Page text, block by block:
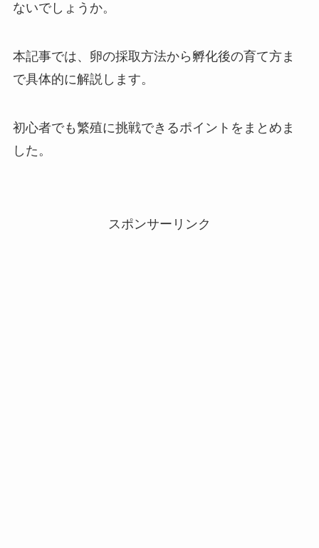
ないでしょうか。
本記事では、卵の採取方法から孵化後の育て方ま
で具体的に解説します。
初心者でも繁殖に挑戦できるポイントをまとめま
した。
スポンサーリンク